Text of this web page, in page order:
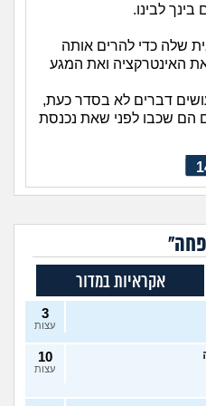
לבינו.
שלה כדי להרים אותה
האינטרקציה ואת המגע
דברים לא בסדר כעת,
הם שכבו לפני שאת נכנסת
אקראיות במדור
3
עצות
10
עצות